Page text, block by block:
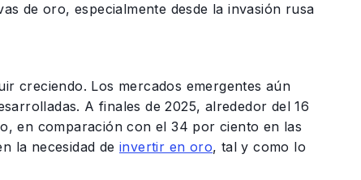
de oro, especialmente desde la invasión rusa
creciendo. Los mercados emergentes aún
A finales de 2025, alrededor del 16
en comparación con el 34 por ciento en las
la necesidad deinvertir en oro, tal y como lo